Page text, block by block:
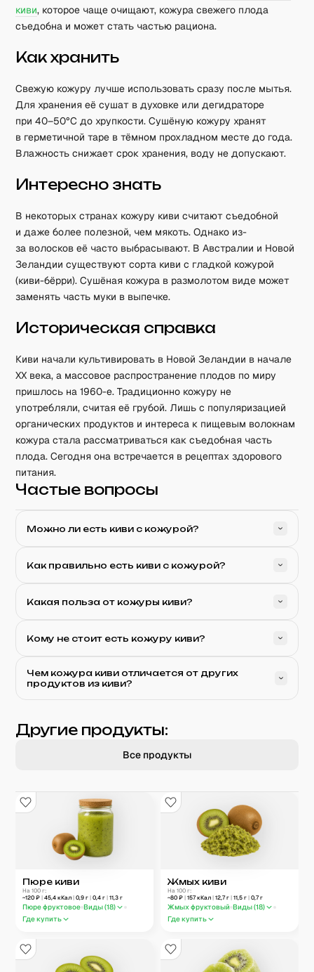
киви, которое чаще очищают, кожура свежего плода
съедобна и может стать частью рациона.
Как хранить
Свежую кожуру лучше использовать сразу после мытья.
Для хранения её сушат в духовке или дегидраторе
при 40–50°C до хрупкости. Сушёную кожуру хранят
в герметичной таре в тёмном прохладном месте до года.
Влажность снижает срок хранения, воду не допускают.
Интересно знать
В некоторых странах кожуру киви считают съедобной
и даже более полезной, чем мякоть. Однако из-
за волосков её часто выбрасывают. В Австралии и Новой
Зеландии существуют сорта киви с гладкой кожурой
(киви-бёрри). Сушёная кожура в размолотом виде может
заменять часть муки в выпечке.
Историческая справка
Киви начали культивировать в Новой Зеландии в начале
XX века, а массовое распространение плодов по миру
пришлось на 1960-е. Традиционно кожуру не
употребляли, считая её грубой. Лишь с популяризацией
органических продуктов и интереса к пищевым волокнам
кожура стала рассматриваться как съедобная часть
плода. Сегодня она встречается в рецептах здорового
питания.
Частые вопросы
Можно ли есть киви с кожурой?
Как правильно есть киви с кожурой?
Какая польза от кожуры киви?
Кому не стоит есть кожуру киви?
Чем кожура киви отличается от других
продуктов из киви?
Другие продукты:
Все продукты
Пюре киви
На 100 г:
~120 ₽| 45,4 кКал| 0,9 г| 0,4 г| 11,3 г
Пюре фруктовое Виды (18)
Где купить
Жмых киви
На 100 г:
~80 ₽ | 157кКал | 12,7г | 11,5 г | 0,7г
Жмых фруктовый Виды (18)
Где купить